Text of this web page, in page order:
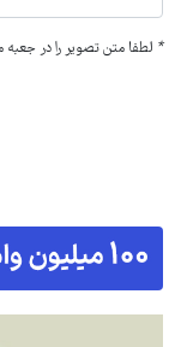
* لطفا متن تصویر را در جعبه